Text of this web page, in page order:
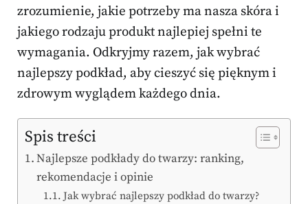
zrozumienie, jakie potrzeby ma nasza skóra i
jakiego rodzaju produkt najlepiej spełni te
wymagania. Odkryjmy razem, jak wybrać
najlepszy podkład, aby cieszyć się pięknym i
zdrowym wyglądem każdego dnia.
Spis treści
Najlepsze podkłady do twarzy: ranking,
rekomendacje i opinie
Jak wybrać najlepszy podkład do twarzy?